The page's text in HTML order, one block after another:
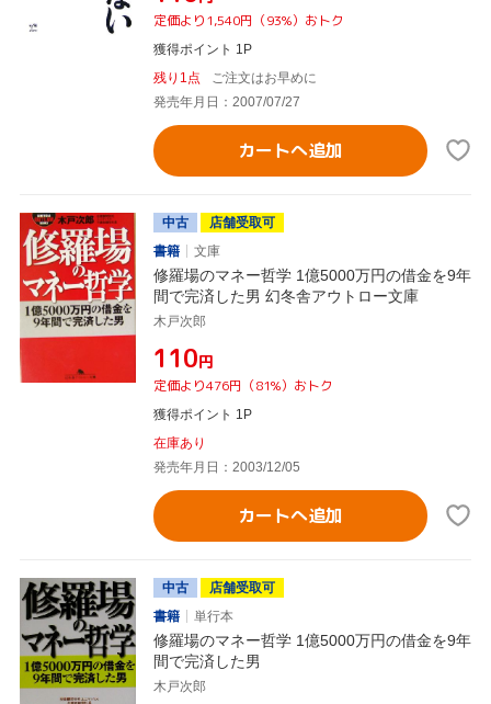
定価より1,540円（93%）おトク
獲得ポイント 1P
残り1点
ご注文はお早めに
発売年月日：2007/07/27
カートへ追加
中古
店舗受取可
書籍
文庫
修羅場のマネー哲学 1億5000万円の借金を9年
間で完済した男 幻冬舎アウトロー文庫
木戸次郎
¥110円
定価より476円（81%）おトク
獲得ポイント 1P
在庫あり
発売年月日：2003/12/05
カートへ追加
中古
店舗受取可
書籍
単行本
修羅場のマネー哲学 1億5000万円の借金を9年
間で完済した男
木戸次郎